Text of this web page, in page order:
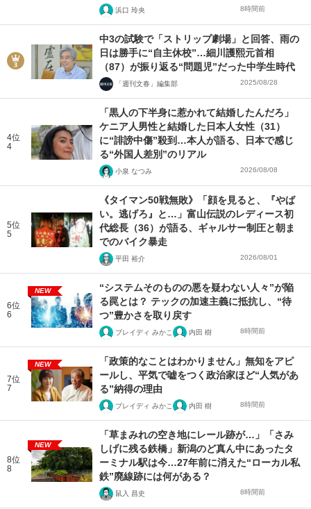
浜口 玲央 8時間前
中3の試験で「ストリップ劇場」と回答、雨の
日は勝手に“自主休校”…細川護熙元首相
（87）が振り返る“問題児”だった中学生時代
「週刊文春」編集部 2025/08/28
4位
4
「黒人の下半身に惹かれて結婚したんだろ」
ケニア人男性と結婚した日本人女性（31）
に“誹謗中傷”殺到…本人が語る、日本で感じ
る“外国人差別”のリアル
小泉 なつみ 2026/08/08
5位
5
《タイマン50戦無敗》「顔を見ると、『やば
い。逃げろ』と…」富山伝説のレディース初
代総長（36）が語る、ギャルサー制圧と朝ま
でのバイク暴走
平田 裕介 2026/08/01
6位
6
NEW
“システムそのものの悪を疑わない人々”が陥
る罠とは？ テックの加速主義に抵抗し、“待
つ”豊かさを取り戻す
ブレイディ みかこ 内田 樹 8時間前
7位
7
NEW
「政策的なことはわかりません」無知をアピ
ールし、平気で嘘をつく政治家ほど“人気があ
る”納得の理由
ブレイディ みかこ 内田 樹 8時間前
8位
8
NEW
「草まみれの空き地にレール跡が…」「さみ
しげに残る鉄橋」新潟のど真ん中にあったタ
ーミナル駅は今…27年前に消えた“ローカル私
鉄”廃線跡には何がある？
鼠入 昌史 8時間前